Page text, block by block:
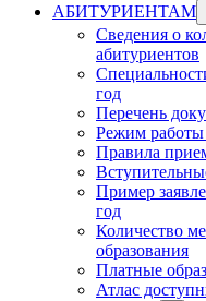
АБИТУРИЕНТАМ
Сведения о
абитуриентов
год
Перечень
Режим
Правила
Пример
год
Количество
образования
Платные
Атлас